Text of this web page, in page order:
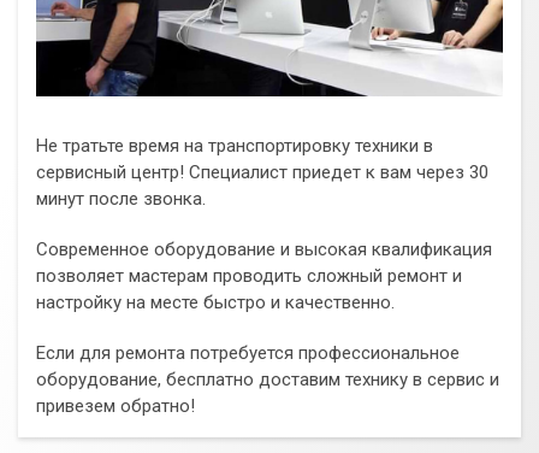
Не тратьте время на транспортировку техники в
сервисный центр! Специалист приедет к вам через 30
минут после звонка.
Современное оборудование и высокая квалификация
позволяет мастерам проводить сложный ремонт и
настройку на месте быстро и качественно.
Если для ремонта потребуется профессиональное
оборудование, бесплатно доставим технику в сервис и
привезем обратно!